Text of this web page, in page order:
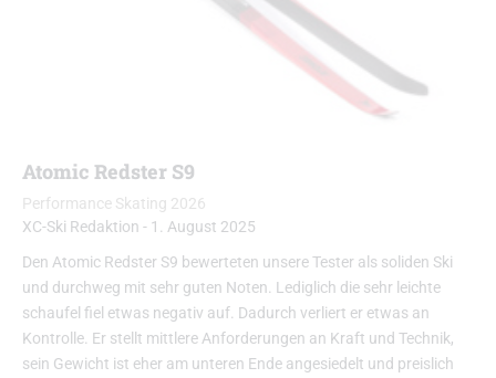
Atomic Redster S9
Performance Skating 2026
XC-Ski Redaktion - 1. August 2025
Den Atomic Redster S9 bewerteten unsere Tester als soliden Ski
und durchweg mit sehr guten Noten. Lediglich die sehr leichte
schaufel fiel etwas negativ auf. Dadurch verliert er etwas an
Kontrolle. Er stellt mittlere Anforderungen an Kraft und Technik,
sein Gewicht ist eher am unteren Ende angesiedelt und preislich